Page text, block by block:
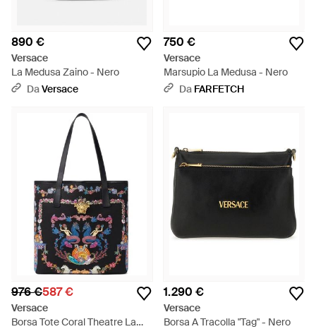
890 €
Versace
La Medusa Zaino - Nero
DaVersace
750 €
Versace
Marsupio La Medusa - Nero
Da FARFETCH
976 €587 €
Versace
Borsa Tote Coral Theatre La
1.290 €
Versace
Borsa A Tracolla "Tag" - Nero